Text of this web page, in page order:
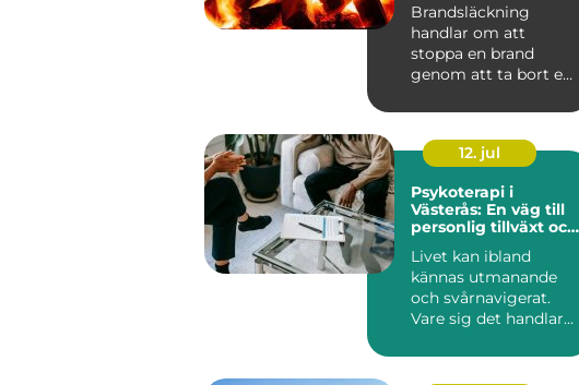
Brandsläckning
handlar om att
stoppa en brand
genom att ta bort en
förutsättningarna ...
12. jul
Psykoterapi i
Västerås: En väg till
personlig tillväxt och
Livet kan ibland
kännas utmanande
och svårnavigerat.
Vare sig det handlar